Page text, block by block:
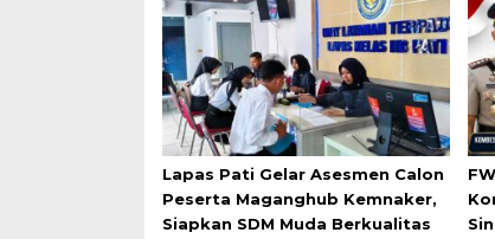
Lapas Pati Gelar Asesmen Calon
Peserta Maganghub Kemnaker,
Siapkan SDM Muda Berkualitas